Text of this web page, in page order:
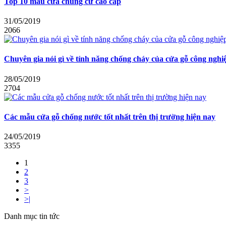
31/05/2019
2066
Chuyên gia nói gì về tính năng chống cháy của cửa gỗ công
28/05/2019
2704
Các mẫu cửa gỗ chống nước tốt nhất trên thị trường hiện nay
24/05/2019
3355
1
2
3
>
>|
Danh mục tin tức